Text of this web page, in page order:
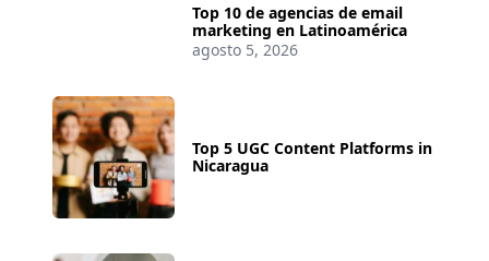
Top 10 de agencias de email
marketing en Latinoamérica
agosto 5, 2026
Top 5 UGC Content Platforms in
Nicaragua